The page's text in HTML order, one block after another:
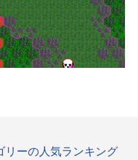
リーの人気ランキング